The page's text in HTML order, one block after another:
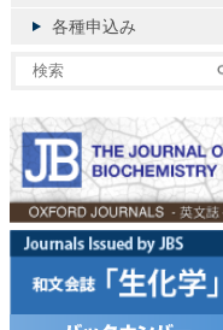
各種申込み